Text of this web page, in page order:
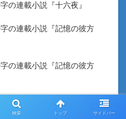
の連載小説『十六夜』
の連載小説『記憶の彼方
の連載小説『記憶の彼方
なし（葉真中顕）43人もの人
当に殺人鬼なのか？
検索 トップ サイドバー